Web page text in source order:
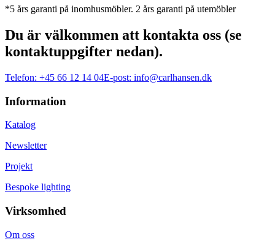
*5 års garanti på inomhusmöbler. 2 års garanti på utemöbler
Du är välkommen att kontakta oss (se
kontaktuppgifter nedan).
Telefon: +45 66 12 14 04E-post: info@carlhansen.dk
Information
Katalog
Newsletter
Projekt
Bespoke lighting
Virksomhed
Om oss